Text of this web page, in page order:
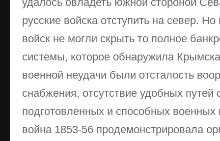
русские войска отступить на север. Но
войск не могли скрыть то полное
системы, которое обнаружила
военной неудачи были отсталость
снабжения, отсутствие удобных путей
подготовленных и способных
война 1853-56 продемонстрировала